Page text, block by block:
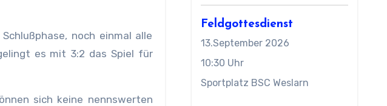
es mit 3:2 das Spiel für
sich keine nennswerten
Feldgottesdienst
13.September 2026
10:30 Uhr
Sportplatz BSC Weslarn